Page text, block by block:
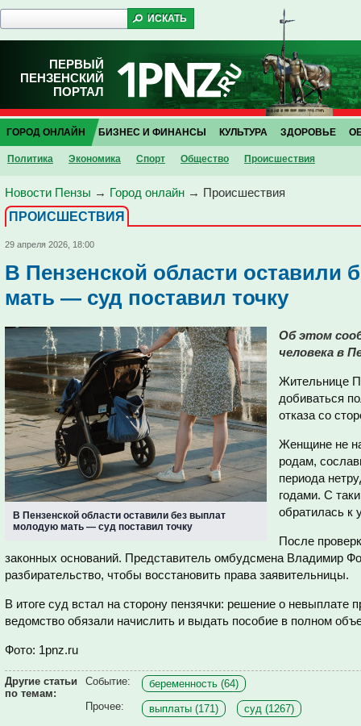
ПЕРВЫЙ
ПЕНЗЕНСКИЙ
ПОРТАЛ
ГОРОД ОНЛАЙН
Политика Экономика Спорт Общество Проиcшествия
БИЗНЕС И ФИНАНСЫ КУЛЬТУРА ЗДОРОВЬЕ
Новости Пензы → Город онлайн → Проиcшествия
ПРОИCШЕСТВИЯ
29 апреля 2026, 18:00
В Пензенской области оставили
мать — суд поставил точку
В Пензенской области оставили без выплат
молодую мать — суд поставил точку
Об этом
человека в
Жительнице
добиваться
отказа со
Женщине не
родам,
периода
годами. С
обратилась к
После
законных оснований. Представитель омбудсмена Владимир
разбирательство, чтобы восстановить права заявительницы.
В итоге суд встал на сторону пензячки: решение о невыплате
ведомство обязали начислить и выдать пособие в полном
Фото: 1pnz.ru
Другие статьи
по темам:
Событие:
беременность (64)
Прочее:
выплаты (171) суд (1267)